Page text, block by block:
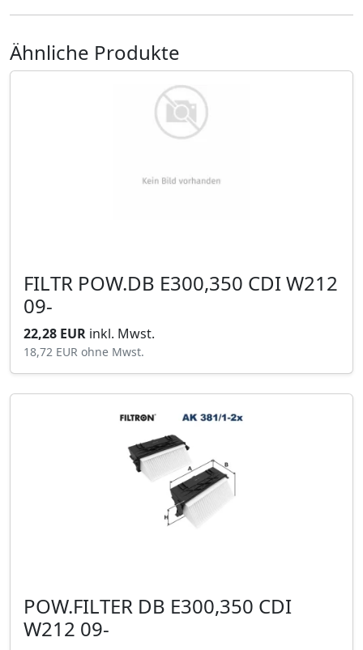
Ähnliche Produkte
FILTR POW.DB E300,350 CDI W212
09-
22,28 EUR inkl. Mwst.
18,72 EUR ohne Mwst.
POW.FILTER DB E300,350 CDI
W212 09-